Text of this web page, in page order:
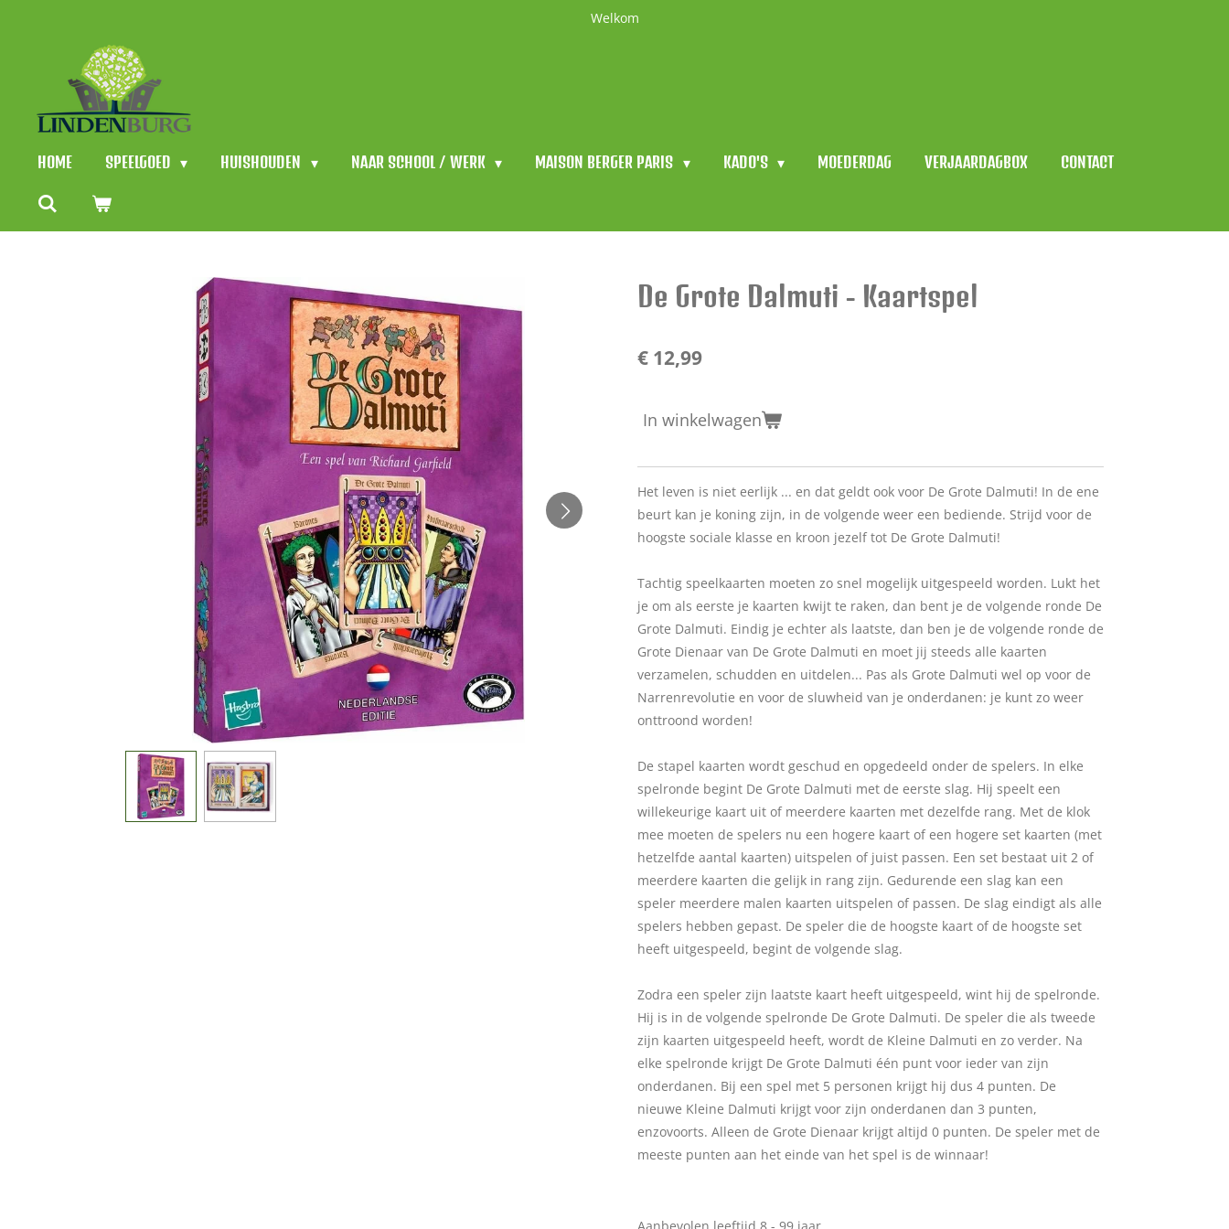
hoofdinhoud
Welkom
HOME SPEELGOED HUISHOUDEN NAAR SCHOOL / WERK MAISON BERGER PARIS KADO'S MOEDERDAG VERJAARDAGBOX CONTACT
De Grote Dalmuti - Kaartspel
€ 12,99
In winkelwagen
Het leven is niet eerlijk ... en dat geldt ook voor De Grote Dalmuti! In de ene
beurt kan je koning zijn, in de volgende weer een bediende. Strijd voor de
hoogste sociale klasse en kroon jezelf tot De Grote Dalmuti!
Tachtig speelkaarten moeten zo snel mogelijk uitgespeeld worden. Lukt het
je om als eerste je kaarten kwijt te raken, dan bent je de volgende ronde De
Grote Dalmuti. Eindig je echter als laatste, dan ben je de volgende ronde de
Grote Dienaar van De Grote Dalmuti en moet jij steeds alle kaarten
verzamelen, schudden en uitdelen... Pas als Grote Dalmuti wel op voor de
Narrenrevolutie en voor de sluwheid van je onderdanen: je kunt zo weer
onttroond worden!
De stapel kaarten wordt geschud en opgedeeld onder de spelers. In elke
spelronde begint De Grote Dalmuti met de eerste slag. Hij speelt een
willekeurige kaart uit of meerdere kaarten met dezelfde rang. Met de klok
mee moeten de spelers nu een hogere kaart of een hogere set kaarten (met
hetzelfde aantal kaarten) uitspelen of juist passen. Een set bestaat uit 2 of
meerdere kaarten die gelijk in rang zijn. Gedurende een slag kan een
speler meerdere malen kaarten uitspelen of passen. De slag eindigt als alle
spelers hebben gepast. De speler die de hoogste kaart of de hoogste set
heeft uitgespeeld, begint de volgende slag.
Zodra een speler zijn laatste kaart heeft uitgespeeld, wint hij de spelronde.
Hij is in de volgende spelronde De Grote Dalmuti. De speler die als tweede
zijn kaarten uitgespeeld heeft, wordt de Kleine Dalmuti en zo verder. Na
elke spelronde krijgt De Grote Dalmuti één punt voor ieder van zijn
onderdanen. Bij een spel met 5 personen krijgt hij dus 4 punten. De
nieuwe Kleine Dalmuti krijgt voor zijn onderdanen dan 3 punten,
enzovoorts. Alleen de Grote Dienaar krijgt altijd 0 punten. De speler met de
meeste punten aan het einde van het spel is de winnaar!